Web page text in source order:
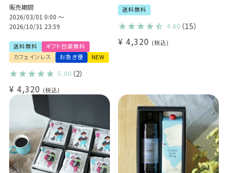
送料無料 数量限定 自家焙煎
カフェインレス ノンカフェイン
お礼 内祝 出産祝い 手土産に
販売期間
2026/03/01 0:00 〜
2026/10/31 23:59
送料無料
ギフト包装無料
カフェインレス
お急ぎ便 NEW
5.00 （2）
¥ 4,320 税込
送料無料
4.60 （15）
¥ 4,320 税込